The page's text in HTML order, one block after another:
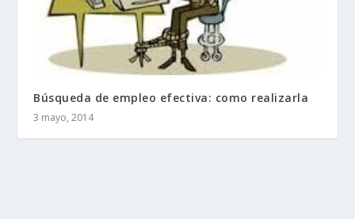
Búsqueda de empleo efectiva: como realizarla
3 mayo, 2014